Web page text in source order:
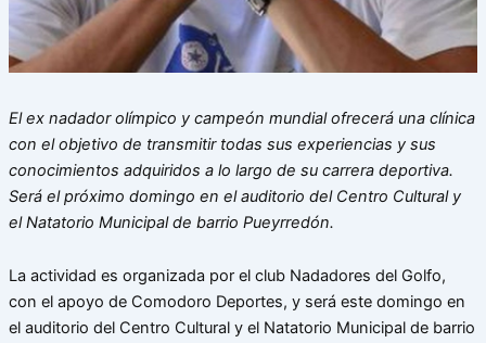
El ex nadador olímpico y campeón mundial ofrecerá una clínica
con el objetivo de transmitir todas sus experiencias y sus
conocimientos adquiridos a lo largo de su carrera deportiva.
Será el próximo domingo en el auditorio del Centro Cultural y
el Natatorio Municipal de barrio Pueyrredón.
La actividad es organizada por el club Nadadores del Golfo,
con el apoyo de Comodoro Deportes, y será este domingo en
el auditorio del Centro Cultural y el Natatorio Municipal de barrio